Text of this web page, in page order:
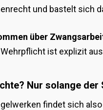
und bastelt sich
über
ist explizit
Nur solange
findet sich